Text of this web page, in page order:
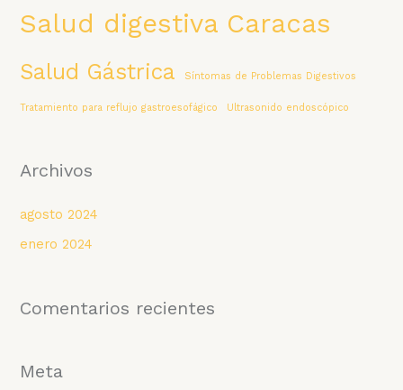
Salud digestiva Caracas
Salud Gástrica Síntomas de Problemas Digestivos
Tratamiento para reflujo gastroesofágico Ultrasonido endoscópico
Archivos
agosto 2024
enero 2024
Comentarios recientes
Meta